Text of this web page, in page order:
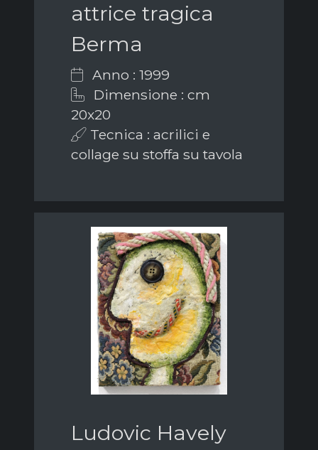
attrice tragica
Berma
Anno : 1999
Dimensione : cm
20x20
Tecnica : acrilici e
collage su stoffa su tavola
Ludovic Havely